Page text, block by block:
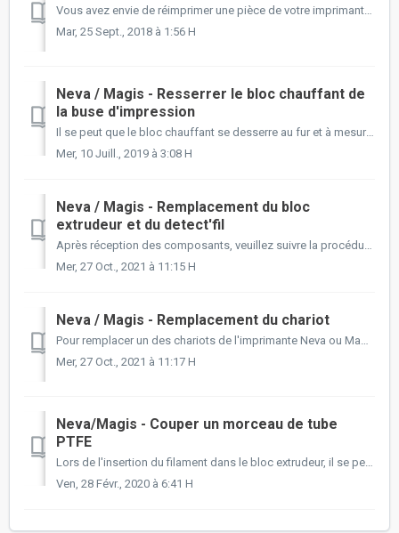
Vous avez envie de réimprimer une pièce de votre imprimante 3D préférée ? Nous avons tout préparé pour vous. C'est par ici.
Mar, 25 Sept., 2018 à 1:56 H
Neva / Magis - Resserrer le bloc chauffant de
la buse d'impression
Il se peut que le bloc chauffant se desserre au fur et à mesure de l'utilisation de l'imprimante, si celui-ci tourne sur lui même, la qualité d'...
Mer, 10 Juill., 2019 à 3:08 H
Neva / Magis - Remplacement du bloc
extrudeur et du detect'fil
Après réception des composants, veuillez suivre la procédure suivante : Vous allez recevoir les composants suivant : 1 - Retirer le bloc extrudeur ...
Mer, 27 Oct., 2021 à 11:15 H
Neva / Magis - Remplacement du chariot
Pour remplacer un des chariots de l'imprimante Neva ou Magis, vous pouvez suivre cette procédure en vidéo : Vous pouvez profiter de ce remplacemen...
Mer, 27 Oct., 2021 à 11:17 H
Neva/Magis - Couper un morceau de tube
PTFE
Lors de l'insertion du filament dans le bloc extrudeur, il se peut que celui ci bloque à l'entrée, cela vient souvent de l'usure du tube PTFE. N...
Ven, 28 Févr., 2020 à 6:41 H